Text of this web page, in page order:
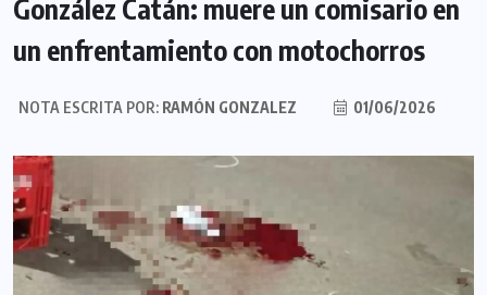
González Catán: muere un comisario en
un enfrentamiento con motochorros
NOTA ESCRITA POR: RAMÓN GONZALEZ 01/06/2026